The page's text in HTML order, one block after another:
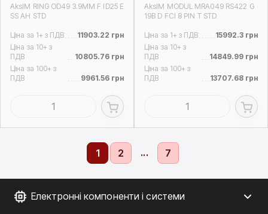
Електронні компоненти і системи
AksIM RING OD49 3.9MM F ID25 E
SS AH STD
Ціна за 1+ з ПДВ
11903.22 грн
Ціна за 10+ з
ПДВ
10805.76 грн
Ціна за 100+ з
ПДВ
9961.56 грн
AksIM MODUL MRA049 RS422 G
19B D FCI 8 PIN T STD
Ціна за 1+ з ПДВ
15992.3 грн
Ціна за 10+ з
ПДВ
14849.99 грн
Ціна за 100+ з
ПДВ
13707.68 грн
1 2 ... 7